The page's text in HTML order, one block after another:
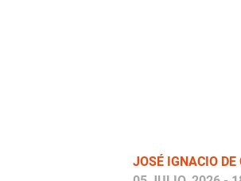
JOSÉ IGNACIO DE